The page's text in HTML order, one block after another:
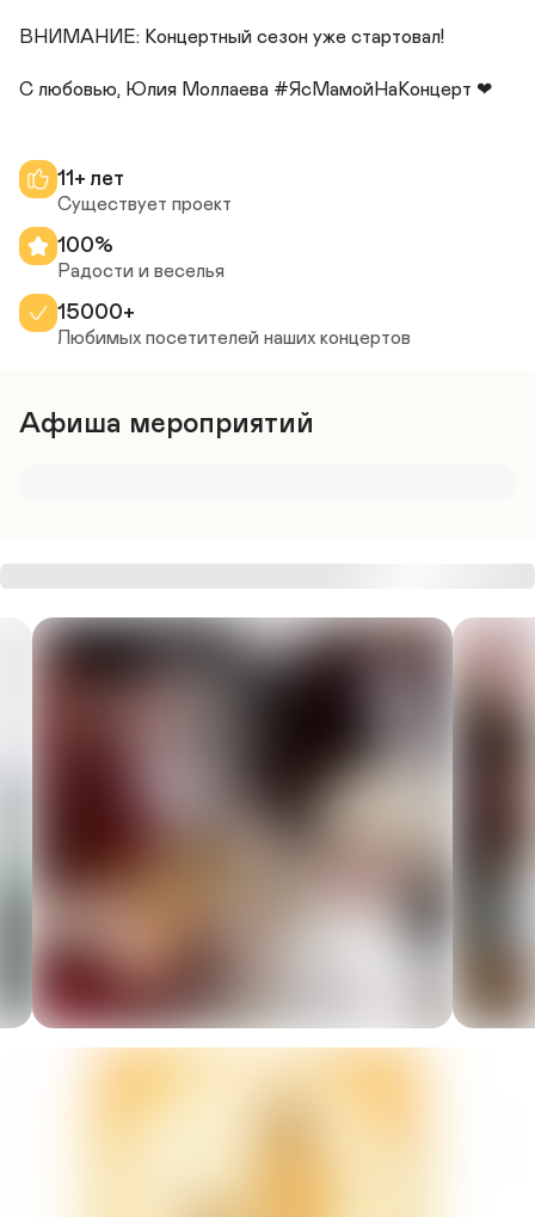
ВНИМАНИЕ: Концертный сезон уже стартовал!
11+ лет
Существует проект
100%
Радости и веселья
15000+
Любимых посетителей наших концертов
Афиша мероприятий